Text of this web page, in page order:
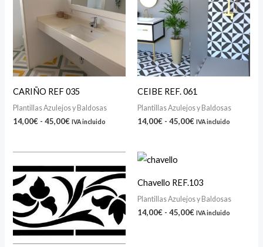
CARIÑO REF 035
Plantillas Azulejos y Baldosas
14,00€ - 45,00€
14,00€
hasta
45,00€
IVA incluido
CEIBE REF. 061
Plantillas Azulejos y Baldosas
14,00€ - 45,00€
14,00€
hasta
45,00€
IVA incluido
de
precios:
desde
14,00€
hasta
25,00€
Chavello REF.103
Plantillas Azulejos y Baldosas
14,00€ - 45,00€
desde
14,00€
hasta
45,00€
IVA incluido